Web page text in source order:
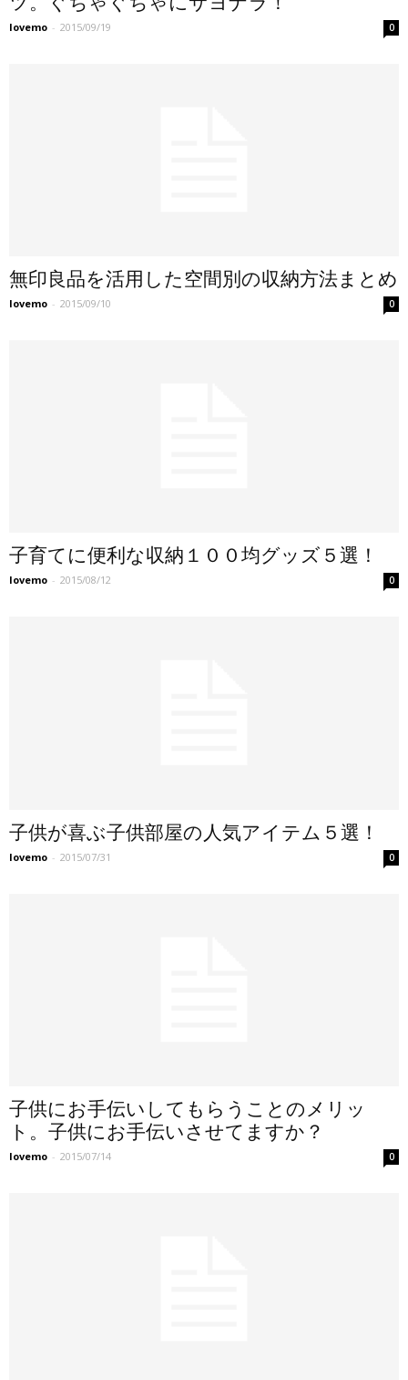
lovemo - 2015/09/19 0
無印良品を活用した空間別の収納方法まとめ
lovemo - 2015/09/10 0
子育てに便利な収納１００均グッズ５選！
lovemo - 2015/08/12 0
子供が喜ぶ子供部屋の人気アイテム５選！
lovemo - 2015/07/31 0
子供にお手伝いしてもらうことのメリッ
ト。子供にお手伝いさせてますか？
lovemo - 2015/07/14 0